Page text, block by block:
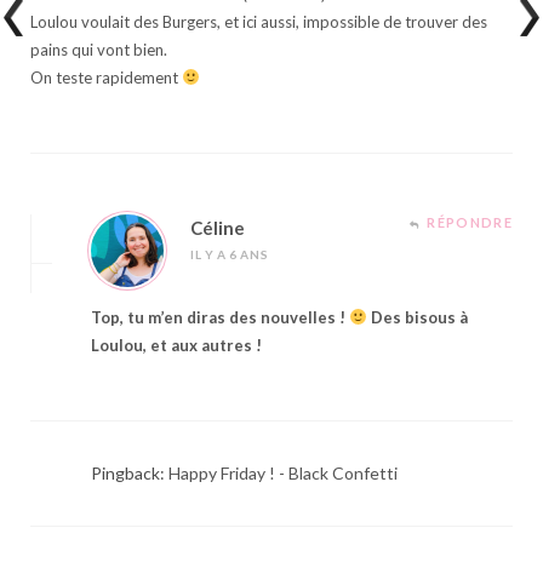
Loulou voulait des Burgers, et ici aussi, impossible de trouver des
pains qui vont bien.
On teste rapidement
Céline
IL Y A 6 ANS
RÉPONDRE
Top, tu m’en diras des nouvelles !
Des bisous à
Loulou, et aux autres !
Pingback: Happy Friday ! - Black Confetti